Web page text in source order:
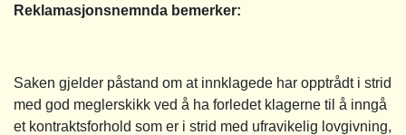
Reklamasjonsnemnda bemerker:
Saken gjelder påstand om at innklagede har opptrådt i strid
med god meglerskikk ved å ha forledet klagerne til å inngå
et kontraktsforhold som er i strid med ufravikelig lovgivning,